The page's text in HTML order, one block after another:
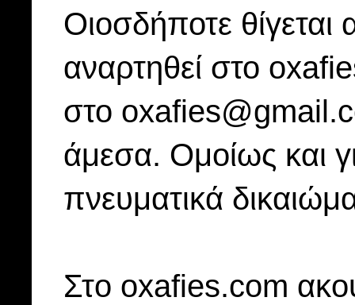
Οιοσδήποτε
αναρτηθεί στο
στο
άμεσα. Ομοίως και
πνευματικά
Στo oxafies.com